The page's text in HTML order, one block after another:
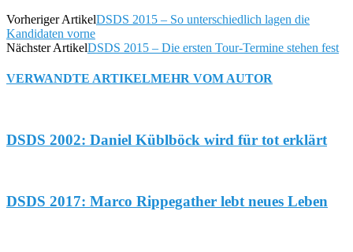
Vorheriger ArtikelDSDS 2015 – So unterschiedlich lagen die
Kandidaten vorne
Nächster ArtikelDSDS 2015 – Die ersten Tour-Termine stehen fest
VERWANDTE ARTIKELMEHR VOM AUTOR
DSDS 2002: Daniel Küblböck wird für tot erklärt
DSDS 2017: Marco Rippegather lebt neues Leben